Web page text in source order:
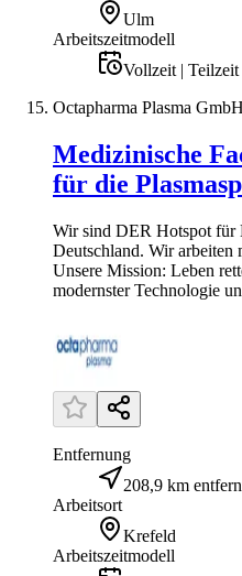
Ulm
Arbeitszeitmodell
Vollzeit | Teilzeit
Octapharma Plasma GmbH
Medizinische
für die
Wir sind DER Hotspot für
Deutschland. Wir arbeiten
Unsere Mission: Leben
modernster Technologie
Entfernung
208,9 km
Arbeitsort
Krefeld
Arbeitszeitmodell